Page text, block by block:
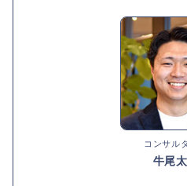
コンサル
牛尾